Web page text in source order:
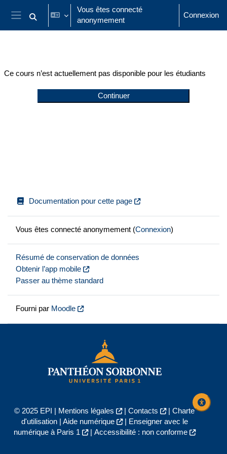
Passer au contenu principal
Panneau latéral
Activer/désactiver la saisie de recherche
Vous êtes connecté
anonymement
Connexion
Ce cours n’est actuellement pas disponible pour les étudiants
Continuer
Documentation pour cette page
Vous êtes connecté anonymement (Connexion)
Résumé de conservation de données
Obtenir l’app mobile
Passer au thème standard
Fourni par Moodle
© 2025 EPI | Mentions légales | Contacts | Charte
d'utilisation| Aide numérique |
Enseigner avec le
numérique à Paris 1
| Accessibilité : non conforme